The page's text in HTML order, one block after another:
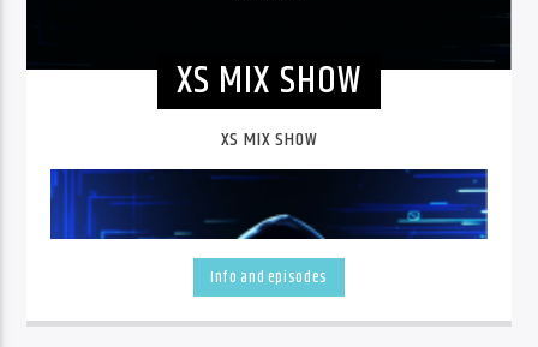
XS MIX SHOW
XS MIX SHOW
Info and episodes